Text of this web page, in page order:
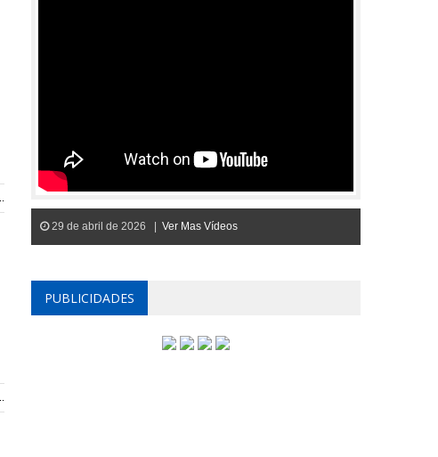
29 de abril de 2026 | Ver Mas Vídeos
PUBLICIDADES